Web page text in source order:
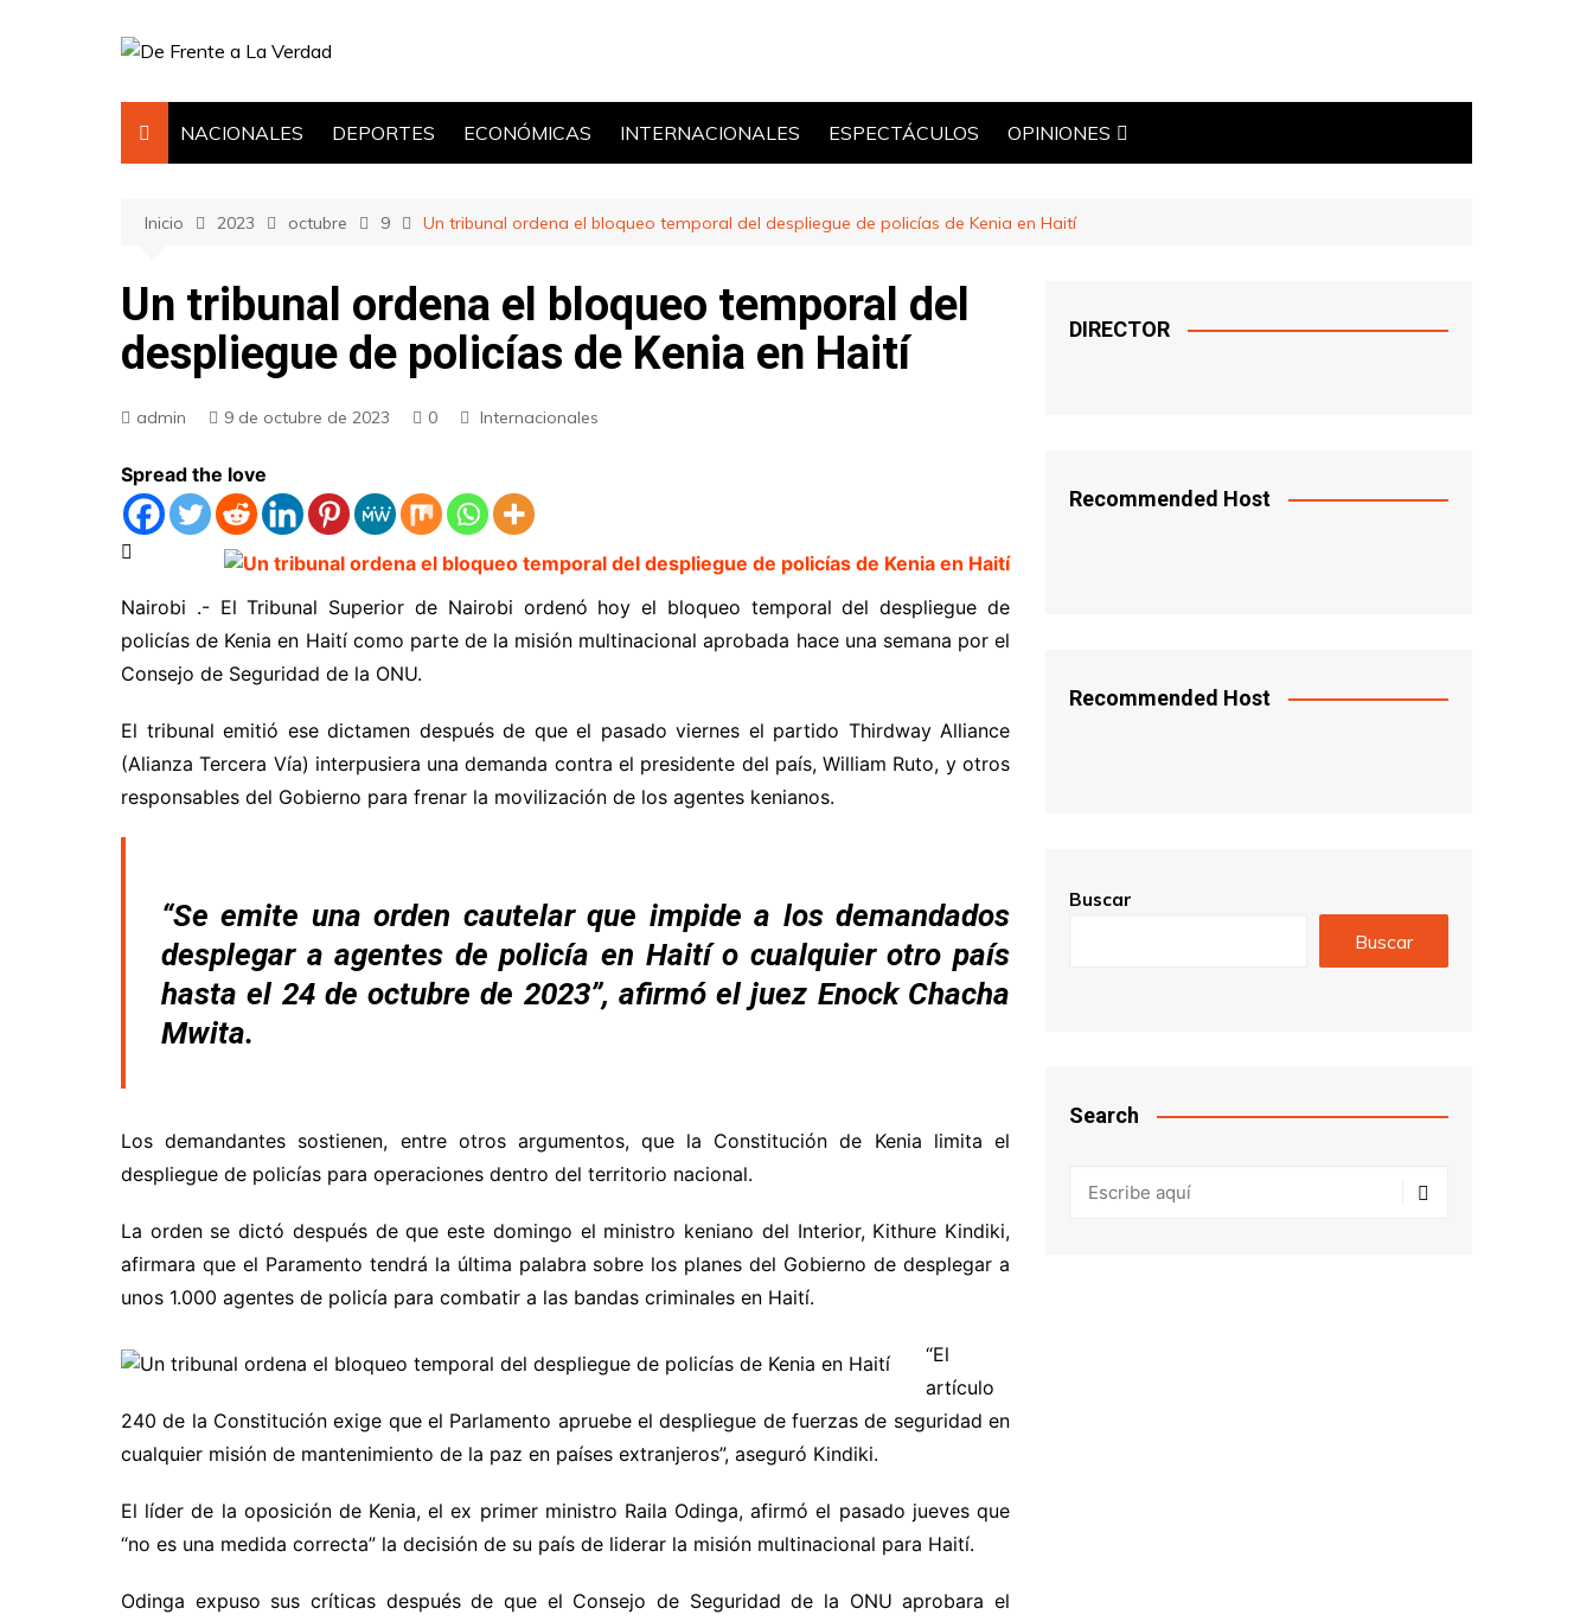
NACIONALES DEPORTES ECONÓMICAS INTERNACIONALES ESPECTÁCULOS OPINIONES
Inicio 2023 octubre 9 Un tribunal ordena el bloqueo temporal del despliegue de policías de Kenia en Haití
Un tribunal ordena el bloqueo temporal del
despliegue de policías de Kenia en Haití
admin 9 de octubre de 2023 0 Internacionales
Spread the love
Nairobi .- El Tribunal Superior de Nairobi ordenó hoy el bloqueo temporal del despliegue de
policías de Kenia en Haití como parte de la misión multinacional aprobada hace una semana por el
Consejo de Seguridad de la ONU.
El tribunal emitió ese dictamen después de que el pasado viernes el partido Thirdway Alliance
(Alianza Tercera Vía) interpusiera una demanda contra el presidente del país, William Ruto, y otros
responsables del Gobierno para frenar la movilización de los agentes kenianos.
“Se emite una orden cautelar que impide a los demandados
desplegar a agentes de policía en Haití o cualquier otro país
hasta el 24 de octubre de 2023”, afirmó el juez Enock Chacha
Mwita.
Los demandantes sostienen, entre otros argumentos, que la Constitución de Kenia limita el
despliegue de policías para operaciones dentro del territorio nacional.
La orden se dictó después de que este domingo el ministro keniano del Interior, Kithure Kindiki,
afirmara que el Paramento tendrá la última palabra sobre los planes del Gobierno de desplegar a
unos 1.000 agentes de policía para combatir a las bandas criminales en Haití.
“El
artículo
240 de la Constitución exige que el Parlamento apruebe el despliegue de fuerzas de seguridad en
cualquier misión de mantenimiento de la paz en países extranjeros”, aseguró Kindiki.
El líder de la oposición de Kenia, el ex primer ministro Raila Odinga, afirmó el pasado jueves que
“no es una medida correcta” la decisión de su país de liderar la misión multinacional para Haití.
Odinga expuso sus críticas después de que el Consejo de Seguridad de la ONU aprobara el
DIRECTOR
Recommended Host
Recommended Host
Buscar
Buscar
Search